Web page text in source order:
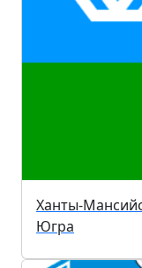
Ханты-
Югра